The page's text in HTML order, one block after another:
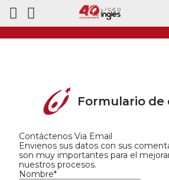
Formulario
Contáctenos Via Email
Envienos sus datos con sus
son muy importantes para el
nuestros procesos.
Nombre*